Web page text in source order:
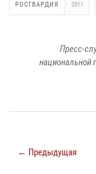
РОСГВАРДИЯ 2811
Пресс-
национальной
← Предыдущая